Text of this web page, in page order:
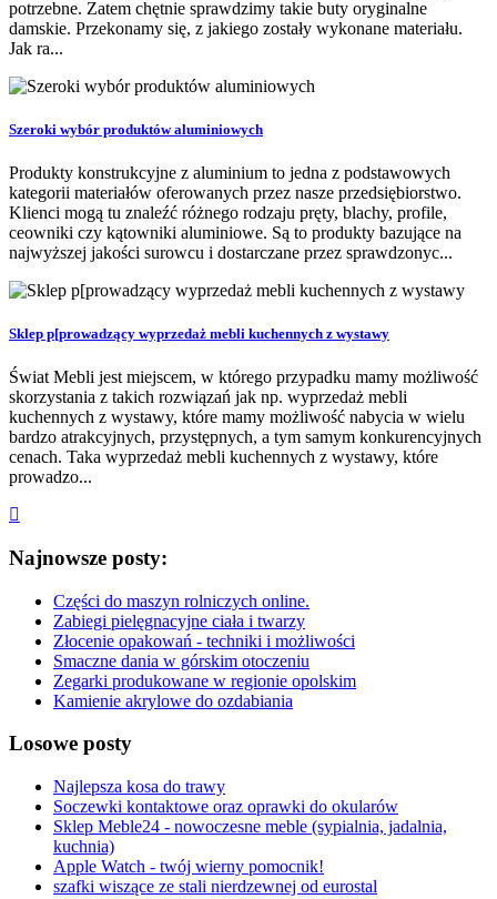
potrzebne. Zatem chętnie sprawdzimy takie buty oryginalne
damskie. Przekonamy się, z jakiego zostały wykonane materiału.
Jak ra...
Szeroki wybór produktów aluminiowych
Produkty konstrukcyjne z aluminium to jedna z podstawowych
kategorii materiałów oferowanych przez nasze przedsiębiorstwo.
Klienci mogą tu znaleźć różnego rodzaju pręty, blachy, profile,
ceowniki czy kątowniki aluminiowe. Są to produkty bazujące na
najwyższej jakości surowcu i dostarczane przez sprawdzonyc...
Sklep p[prowadzący wyprzedaż mebli kuchennych z wystawy
Świat Mebli jest miejscem, w którego przypadku mamy możliwość
skorzystania z takich rozwiązań jak np. wyprzedaż mebli
kuchennych z wystawy, które mamy możliwość nabycia w wielu
bardzo atrakcyjnych, przystępnych, a tym samym konkurencyjnych
cenach. Taka wyprzedaż mebli kuchennych z wystawy, które
prowadzo...
Najnowsze posty:
Części do maszyn rolniczych online.
Zabiegi pielęgnacyjne ciała i twarzy
Złocenie opakowań - techniki i możliwości
Smaczne dania w górskim otoczeniu
Zegarki produkowane w regionie opolskim
Kamienie akrylowe do ozdabiania
Losowe posty
Najlepsza kosa do trawy
Soczewki kontaktowe oraz oprawki do okularów
Sklep Meble24 - nowoczesne meble (sypialnia, jadalnia,
kuchnia)
Apple Watch - twój wierny pomocnik!
szafki wiszące ze stali nierdzewnej od eurostal